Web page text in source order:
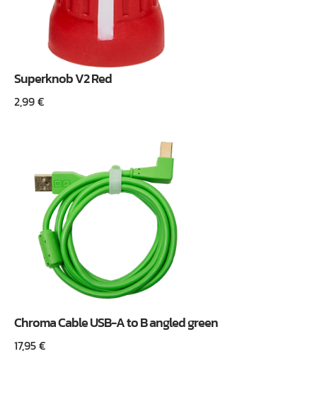
Superknob V2 Red
2,99€
Chroma Cable USB-A to B angled green
17,95€